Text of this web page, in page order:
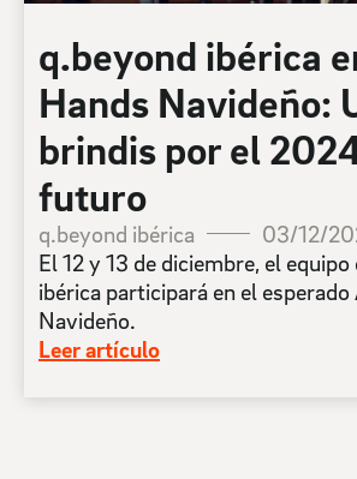
q.beyond ibérica
Hands Navideño:
brindis por el
futuro
q.beyond ibérica
03/12/
El 12 y 13 de diciembre, el
ibérica participará en el
Navideño.
Leer artículo